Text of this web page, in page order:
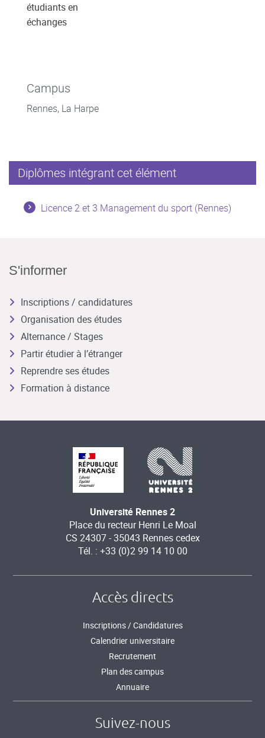
étudiants en
échanges
Campus
Rennes, La Harpe
Diplômes intégrant cet élément
Licence 2 et 3 Management du sport (Rennes)
S'informer
Inscriptions / candidatures
Organisation des études
Alternance / Stages
Partir étudier à l’étranger
Reprendre ses études
Formation à distance
Université Rennes 2
Place du recteur Henri Le Moal
CS 24307 - 35043 Rennes cedex
Tél. : +33 (0)2 99 14 10 00
Accès directs
Inscriptions / Candidatures
Calendrier universitaire
Recrutement
Plan des campus
Annuaire
Suivez-nous